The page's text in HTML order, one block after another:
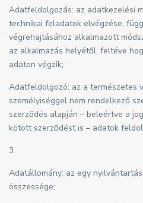
Adatfeldolgozás: az adatkezelési
technikai feladatok elvégzése,
végrehajtásához alkalmazott
az alkalmazás helyétől, feltéve
adaton végzik;
Adatfeldolgozó: az a természetes
személyiséggel nem rendelkező
szerződés alapján – beleértve a
kötött szerződést is – adatok
3
Adatállomány: az egy
összessége;